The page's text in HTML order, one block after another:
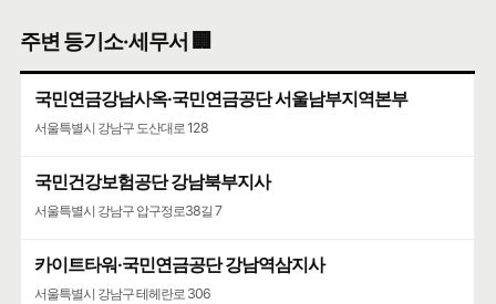
서울특별시 서초구 서초중앙로 224
주변 등기소·세무서 🏢
국민연금강남사옥·국민연금공단 서울남부지역본부
서울특별시 강남구 도산대로 128
국민건강보험공단 강남북부지사
서울특별시 강남구 압구정로38길 7
카이트타워·국민연금공단 강남역삼지사
서울특별시 강남구 테헤란로 306